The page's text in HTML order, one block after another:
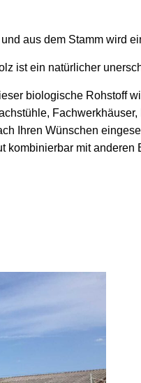
aus dem Stamm wird
ist ein natürlicher
biologische Rohstoff
Ihren Wünschen
kombinierbar mit anderen